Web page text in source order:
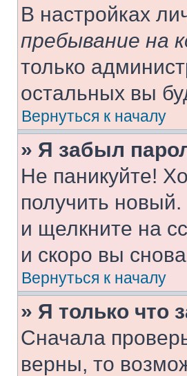
В настройках
пребывание на
только
остальных вы
Вернуться к началу
» Я забыл
Не паникуйте!
получить
и щелкните на
и скоро вы
Вернуться к началу
» Я только что
Сначала
верны, то